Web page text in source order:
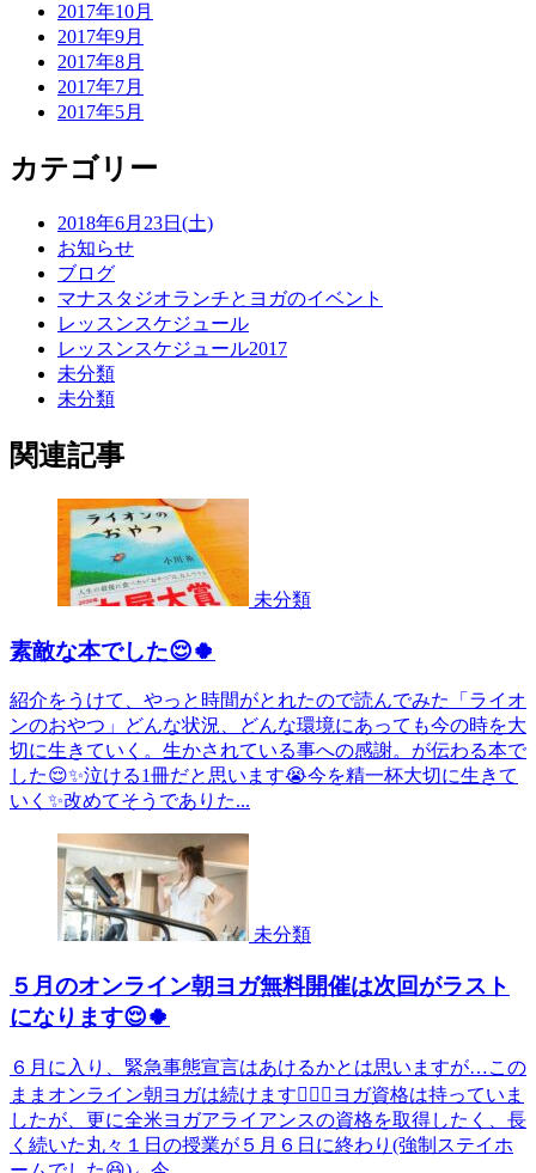
2017年10月
2017年9月
2017年8月
2017年7月
2017年5月
カテゴリー
2018年6月23日(土)
お知らせ
ブログ
マナスタジオランチとヨガのイベント
レッスンスケジュール
レッスンスケジュール2017
未分類
未分類
関連記事
未分類
素敵な本でした😌🍀
紹介をうけて、やっと時間がとれたので読んでみた「ライオ
ンのおやつ」どんな状況、どんな環境にあっても今の時を大
切に生きていく。生かされている事への感謝。が伝わる本で
した😌✨泣ける1冊だと思います😭今を精一杯大切に生きて
いく✨改めてそうでありた...
未分類
５月のオンライン朝ヨガ無料開催は次回がラスト
になります😌🍀
６月に入り、緊急事態宣言はあけるかとは思いますが…この
ままオンライン朝ヨガは続けます🧘‍♀️✨ヨガ資格は持っていま
したが、更に全米ヨガアライアンスの資格を取得したく、長
く続いた丸々１日の授業が５月６日に終わり(強制ステイホ